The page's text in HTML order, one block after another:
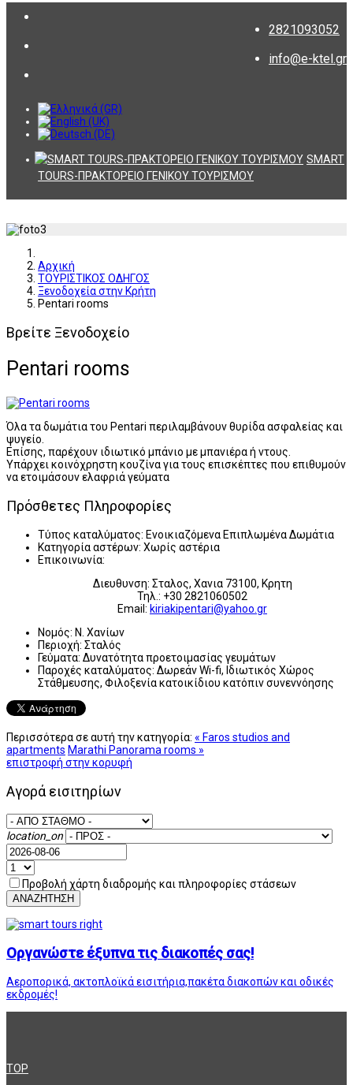
2821093052
info@e-ktel.gr
SMART
TOURS-ΠΡΑΚΤΟΡΕΙΟ ΓΕΝΙΚΟΥ ΤΟΥΡΙΣΜΟΥ
Αρχική
ΤΟΥΡΙΣΤΙΚΟΣ ΟΔΗΓΟΣ
Ξενοδοχεία στην Κρήτη
Pentari rooms
Βρείτε Ξενοδοχείο
Pentari rooms
Όλα τα δωμάτια του Pentari περιλαμβάνουν θυρίδα ασφαλείας και
ψυγείο.
Επίσης, παρέχουν ιδιωτικό μπάνιο με μπανιέρα ή ντους.
Υπάρχει κοινόχρηστη κουζίνα για τους επισκέπτες που επιθυμούν
να ετοιμάσουν ελαφριά γεύματα
Πρόσθετες Πληροφορίες
Τύπος καταλύματος: Ενοικιαζόμενα Επιπλωμένα Δωμάτια
Κατηγορία αστέρων: Χωρίς αστέρια
Επικοινωνία:
Διευθυνση: Σταλος, Χανια 73100, Κρητη
Τηλ.: +30 2821060502
Email: kiriakipentari@yahoo.gr
Νομός: Ν. Χανίων
Περιοχή: Σταλός
Γεύματα: Δυνατότητα προετοιμασίας γευμάτων
Παροχές καταλύματος: Δωρεάν Wi-fi, Ιδιωτικός Χώρος
Στάθμευσης, Φιλοξενία κατοικίδιου κατόπιν συνεννόησης
Περισσότερα σε αυτή την κατηγορία: « Faros studios and
apartments Marathi Panorama rooms »
επιστροφή στην κορυφή
Αγορά εισιτηρίων
location_on
Προβολή χάρτη διαδρομής και πληροφορίες στάσεων
ΑΝΑΖΗΤΗΣΗ
Οργανώστε έξυπνα τις διακοπές σας!
Αεροπορικά, ακτοπλοϊκά εισιτήρια,πακέτα διακοπών και οδικές
εκδρομές!
TOP